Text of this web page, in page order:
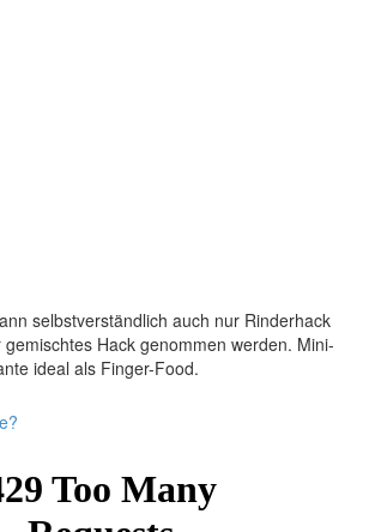
selbstverständlich auch nur Rinderhack
gemischtes Hack genommen werden. Mini-
ideal als Finger-Food.